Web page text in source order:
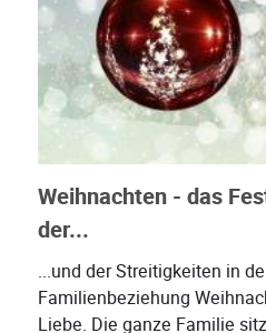
Weihnachten - das
der...
...und der Streitigkeiten in
Familienbeziehung
Liebe. Die ganze Familie